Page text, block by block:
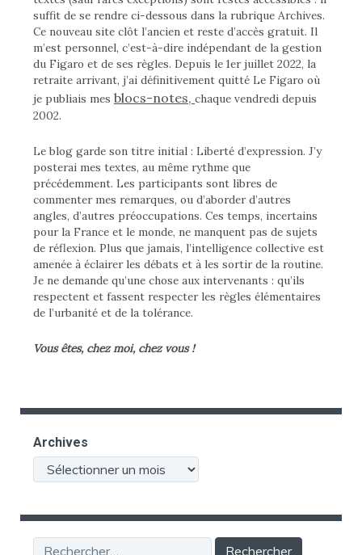
suffit de se rendre ci-dessous dans la rubrique Archives.
Ce nouveau site clôt l’ancien et reste d’accès gratuit. Il
m’est personnel, c’est-à-dire indépendant de la gestion
du Figaro et de ses règles. Depuis le 1er juillet 2022, la
retraite arrivant, j’ai définitivement quitté Le Figaro où
je publiais mes blocs-notes, chaque vendredi depuis
2002.
Le blog garde son titre initial : Liberté d’expression. J’y
posterai mes textes, au même rythme que
précédemment. Les participants sont libres de
commenter mes remarques, ou d’aborder d’autres
angles, d’autres préoccupations. Ces temps, incertains
pour la France et le monde, ne manquent pas de sujets
de réflexion. Plus que jamais, l’intelligence collective est
amenée à éclairer les débats et à les sortir de la routine.
Je ne demande qu’une chose aux intervenants : qu’ils
respectent et fassent respecter les règles élémentaires
de l’urbanité et de la tolérance.
Vous êtes, chez moi, chez vous !
Archives
Archives
Rechercher :